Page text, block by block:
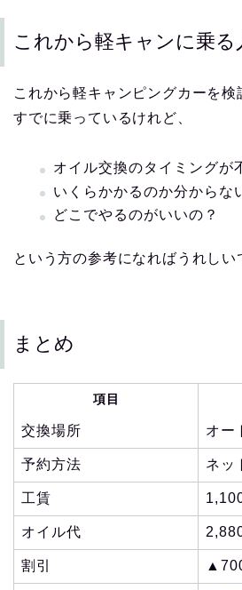
これから軽キャンに乗る
これから軽キャンピングカーを検
すでに乗っているけれど、
オイル交換のタイミングが
いくらかかるのか分からな
どこでやるのがいいの？
という方の参考になればうれしい
まとめ
項目
交換場所 オー
予約方法 ネッ
工賃
オイル代
割引